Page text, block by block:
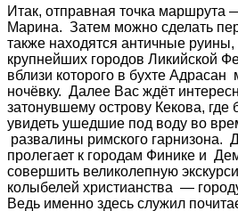
Итак, отправная точка маршрута
Марина. Затем можно сделать
также находятся античные
крупнейших городов Ликийской
вблизи которого в бухте
ночёвку. Далее Вас ждёт
затонувшему острову Кекова, где
увидеть ушедшие под воду во
развалины римского гарнизона.
пролегает к городам Финике и
совершить великолепную
колыбелей христианства —
Ведь именно здесь служил